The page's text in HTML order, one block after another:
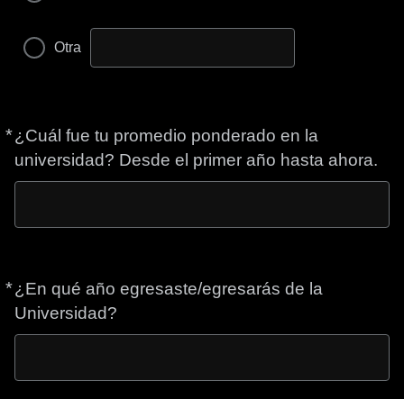
Otra
*¿Cuál fue tu promedio ponderado en la
universidad? Desde el primer año hasta ahora.
Obligatorio
*¿En qué año egresaste/egresarás de la
Universidad?
Obligatorio